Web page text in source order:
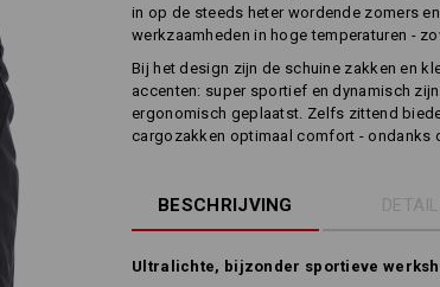
in op de steeds heter wordende zomers
werkzaamheden in hoge temperaturen -
Bij het design zijn de schuine zakken en
accenten: super sportief en dynamisch
ergonomisch geplaatst. Zelfs zittend
cargozakken optimaal comfort - ondanks
BESCHRIJVING
Ultralichte, bijzonder sportieve